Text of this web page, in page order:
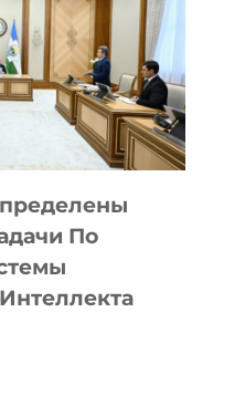
По